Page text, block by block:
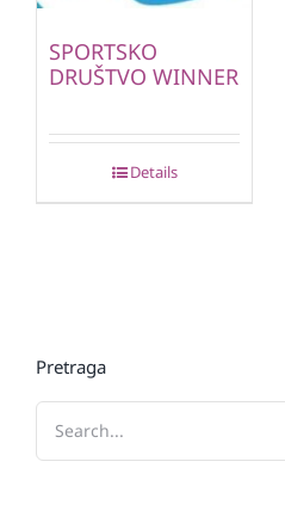
SPORTSKO
DRUŠTVO WINNER
Details
Pretraga